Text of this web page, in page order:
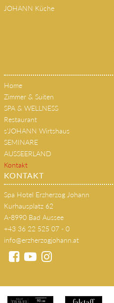
JOHANN Küche
Home
Zimmer & Suiten
SPA & WELLNESS
Restaurant
s'JOHANN Wirtshaus
SEMINARE
AUSSEERLAND
Kontakt
KONTAKT
Spa Hotel Erzherzog Johann
Kurhausplatz 62
A-8990 Bad Aussee
+43 36 22 525 07 - 0
info@erzherzogjohann.at